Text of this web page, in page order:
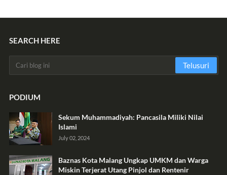
SEARCH HERE
PODIUM
Sekum Muhammadiyah: Pancasila Miliki Nilai
Islami
July 02, 2024
Baznas Kota Malang Ungkap UMKM dan Warga
Miskin Terjerat Utang Pinjol dan Rentenir